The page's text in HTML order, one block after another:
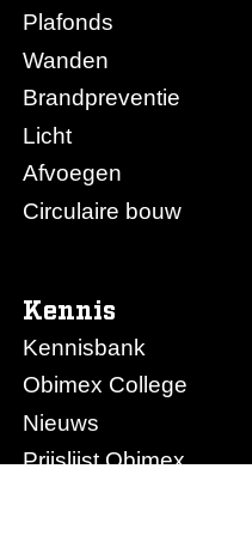
Plafonds
Wanden
Brandpreventie
Licht
Afvoegen
Circulaire bouw
Kennis
Kennisbank
Obimex College
Nieuws
Prijslijst Obimex